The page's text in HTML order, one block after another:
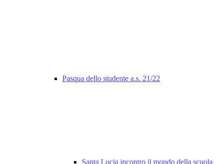
Pasqua dello studente a.s. 21/22
Santa Lucia incontro il mondo della scuola